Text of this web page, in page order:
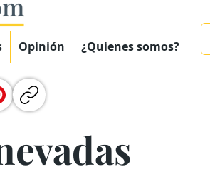
Opinión ¿Quienes somos?